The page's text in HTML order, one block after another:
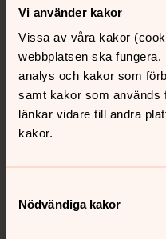
Vi använder kakor
Vissa av våra kakor
webbplatsen ska
analys och kakor som
samt kakor som används
länkar vidare till andra
kakor.
Nödvändiga kakor
Kontakt
Kalender
Hitta snabbt
Sociala kanaler